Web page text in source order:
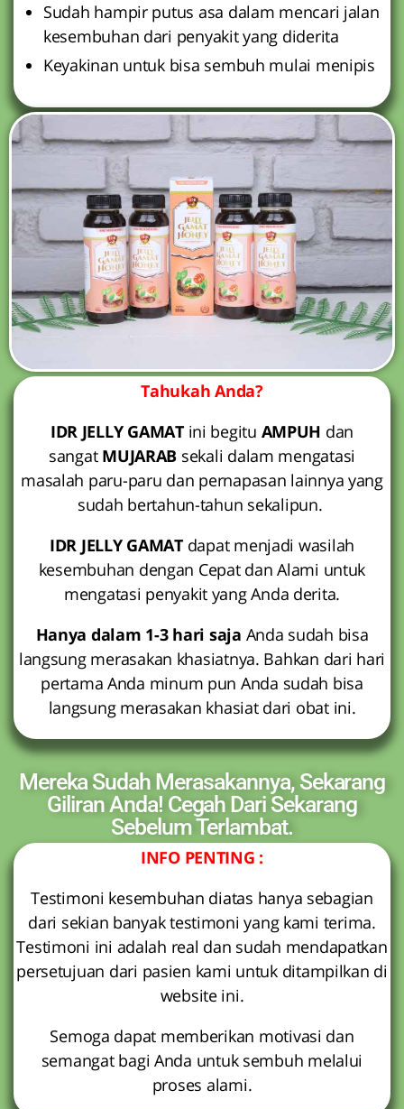
Sudah hampir putus asa dalam mencari jalan
kesembuhan dari penyakit yang diderita
Keyakinan untuk bisa sembuh mulai menipis
Tahukah Anda?
IDR JELLY GAMAT ini begitu AMPUH dan
sangat MUJARAB sekali dalam mengatasi
masalah paru-paru dan pernapasan lainnya yang
sudah bertahun-tahun sekalipun.
IDR JELLY GAMAT dapat menjadi wasilah
kesembuhan dengan Cepat dan Alami untuk
mengatasi penyakit yang Anda derita.
Hanya dalam 1-3 hari saja Anda sudah bisa
langsung merasakan khasiatnya. Bahkan dari hari
pertama Anda minum pun Anda sudah bisa
langsung merasakan khasiat dari obat ini.
Mereka Sudah Merasakannya, Sekarang
Giliran Anda! Cegah Dari Sekarang
Sebelum Terlambat.
INFO PENTING :
Testimoni kesembuhan diatas hanya sebagian
dari sekian banyak testimoni yang kami terima.
Testimoni ini adalah real dan sudah mendapatkan
persetujuan dari pasien kami untuk ditampilkan di
website ini.
Semoga dapat memberikan motivasi dan
semangat bagi Anda untuk sembuh melalui
proses alami.